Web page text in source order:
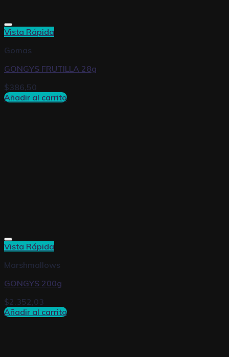
Vista Rápida
Gomas
GONGYS FRUTILLA 28g
$386,50
Añadir al carrito
Vista Rápida
Marshmallows
GONGYS 200g
$2.352,03
Añadir al carrito